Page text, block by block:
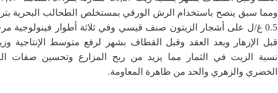
ومما سبق ينصح باستخدام الرش الورقي بمستخلص الطحالب البحرية
0.5 غ/ل على أشجار الزيتون صنف قيسي وفي ثلاثة أطوار فينولوجية
قبل الإزهار وبعد العقد وقبل القطاف بشهر لرفع متوسط الإنتاجية
نسبة الزيت في الثمار مما يزيد من ربح المزارع وتحسين صفات
الخضري والزهري والحد من ظاهرة المعاومة.